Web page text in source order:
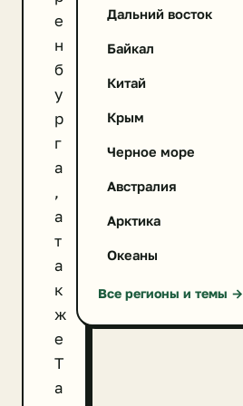
е
н
б
у
р
г
а
,
а
т
а
к
ж
е
Т
а
Дальний восток
Байкал
Китай
Крым
Черное море
Австралия
Арктика
Океаны
Все регионы и темы →